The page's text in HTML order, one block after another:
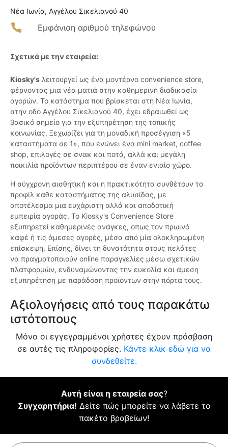
Νέα Ιωνία, Αγγέλου Σικελιανού 40
Εμφάνιση αριθμού τηλεφώνου
Σχετικά με την εταιρεία:
Kiosky's λειτουργεί ως ένα μοντέρνο convenience store,
φέρνοντας μια νέα ματιά στην καθημερινή διαδικασία
αγορών. Το κατάστημα που βρίσκεται στη Νέα Ιωνία,
στην οδό Αγγέλου Σικελιανού 40, έχει εδραιωθεί ως
βασικό σημείο για την εξυπηρέτηση της τοπικής
κοινωνίας. Ξεχωρίζει για τη μοναδική προσέγγιση «5
καταστήματα σε 1», που ενώνει ένα mini market, coffee
shop, επιλογές σε σνακ και ποτά, αλλά και μεγάλη
ποικιλία προϊόντων περιπτέρου σε έναν ενιαίο χώρο.
Η σύγχρονη αισθητική και η πρακτικότητα συνθέτουν το
προφίλ κάθε καταστήματος της αλυσίδας, με
αποτέλεσμα μια ευχάριστη αλλά και αποδοτική
εμπειρία αγοράς. Το Kiosky's Convenience Store
εξυπηρετεί καθημερινές ανάγκες, όπως τον πρωινό
καφέ ή τις άμεσες αγορές, μέσα από μία ολοκληρωμένη
επίσκεψη. Επίσης, δίνει τη δυνατότητα στους πελάτες
να πραγματοποιούν online παραγγελίες μέσω σχετικών
πλατφορμών, ενδυναμώνοντας την ευκολία και άμεση
εξυπηρέτηση με παράδοση προϊόντων στην πόρτα τους.
Αξιολογήσεις από τους παρακάτω
ιστότοπους
Μόνο οι εγγεγραμμένοι χρήστες έχουν πρόσβαση
σε αυτές τις πληροφορίες. Κάντε κλικ εδώ για να
συνδεθείτε.
Αυτή είναι η εταιρεία σας?
Συγχαρητήρια! Δείτε πώς μπορείτε να λάβετε το
πακέτο βραβείων!